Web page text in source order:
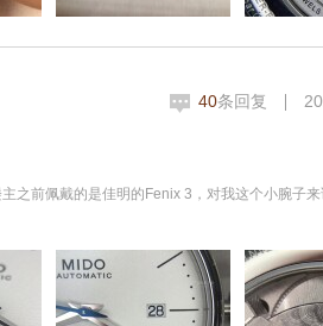
之前佩戴的是佳明的Fenix 3，对我这个小腕子
40条回复